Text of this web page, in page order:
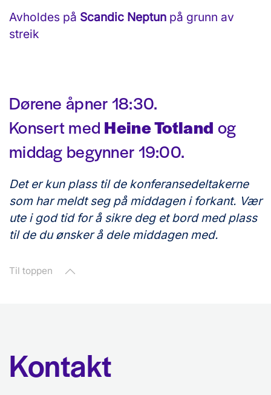
Avholdes på Scandic Neptun på grunn av
streik
Dørene åpner 18:30.
Konsert med Heine Totland og
middag begynner 19:00.
Det er kun plass til de konferansedeltakerne
som har meldt seg på middagen i forkant. Vær
ute i god tid for å sikre deg et bord med plass
til de du ønsker å dele middagen med.
Til toppen
Kontakt